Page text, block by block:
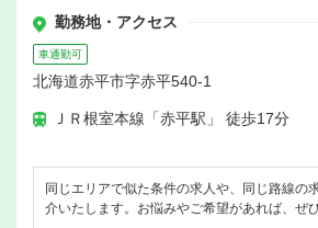
勤務地・アクセス
車通勤可
北海道赤平市字赤平540-1
ＪＲ根室本線「赤平駅」 徒歩17分
同じエリアで似た条件の求人や、同じ路線の
介いたします。お悩みやご希望があれば、ぜ